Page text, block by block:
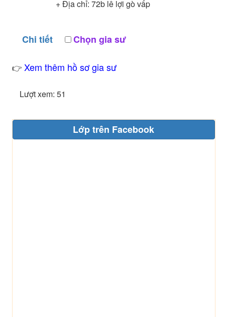
+ Địa chỉ: 72b lê lợi gò vấp
Chi tiết Chọn gia sư
👉 Xem thêm hồ sơ gia sư
Lượt xem: 51
Lớp trên Facebook